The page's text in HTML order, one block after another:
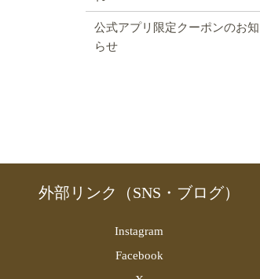
公式アプリ限定クーポンのお知
らせ
外部リンク（SNS・ブログ）
Instagram
Facebook